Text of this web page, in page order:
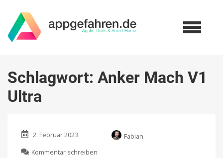
Schlagwort: Anker Mach V1
Ultra
2. Februar 2023
Fabian
Kommentar schreiben